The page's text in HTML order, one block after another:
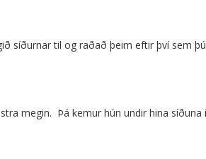
síðurnar til og raðað þeim eftir því sem
megin. Þá kemur hún undir hina síðuna